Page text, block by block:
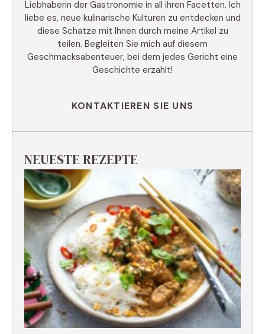
Liebhaberin der Gastronomie in all ihren Facetten. Ich
liebe es, neue kulinarische Kulturen zu entdecken und
diese Schätze mit Ihnen durch meine Artikel zu
teilen. Begleiten Sie mich auf diesem
Geschmacksabenteuer, bei dem jedes Gericht eine
Geschichte erzählt!
KONTAKTIEREN SIE UNS
NEUESTE REZEPTE